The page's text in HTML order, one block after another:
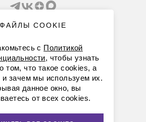
234-05-08
(843) 210-20-80
kazan@dia-m.ru
д.40-42, пом. № 8
ФАЙЛЫ COOKIE
с Политикой
, чтобы узнать
том, что такое cookies, а
и зачем мы используем их.
данное окно, вы
от всех cookies.